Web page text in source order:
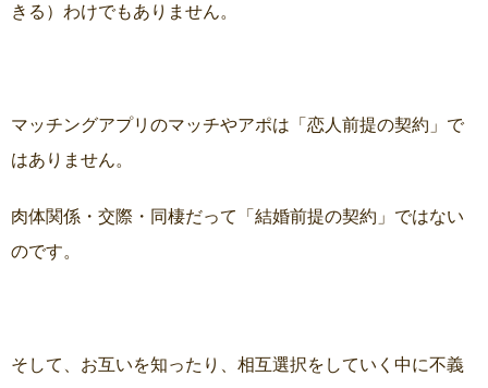
きる）わけでもありません。
マッチングアプリのマッチやアポは「恋人前提の契約」で
はありません。
肉体関係・交際・同棲だって「結婚前提の契約」ではない
のです。
そして、お互いを知ったり、相互選択をしていく中に不義